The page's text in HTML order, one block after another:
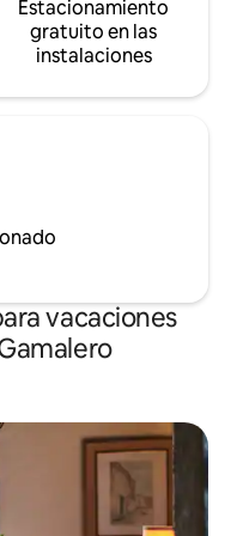
Estacionamiento
gratuito en las
instalaciones
vacaciones